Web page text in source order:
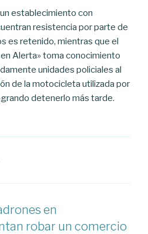
establecimiento con
resistencia por parte de
es retenido, mientras que el
Alerta» toma conocimiento
unidades policiales al
de la motocicleta utilizada por
detenerlo más tarde.
en
robar un comercio